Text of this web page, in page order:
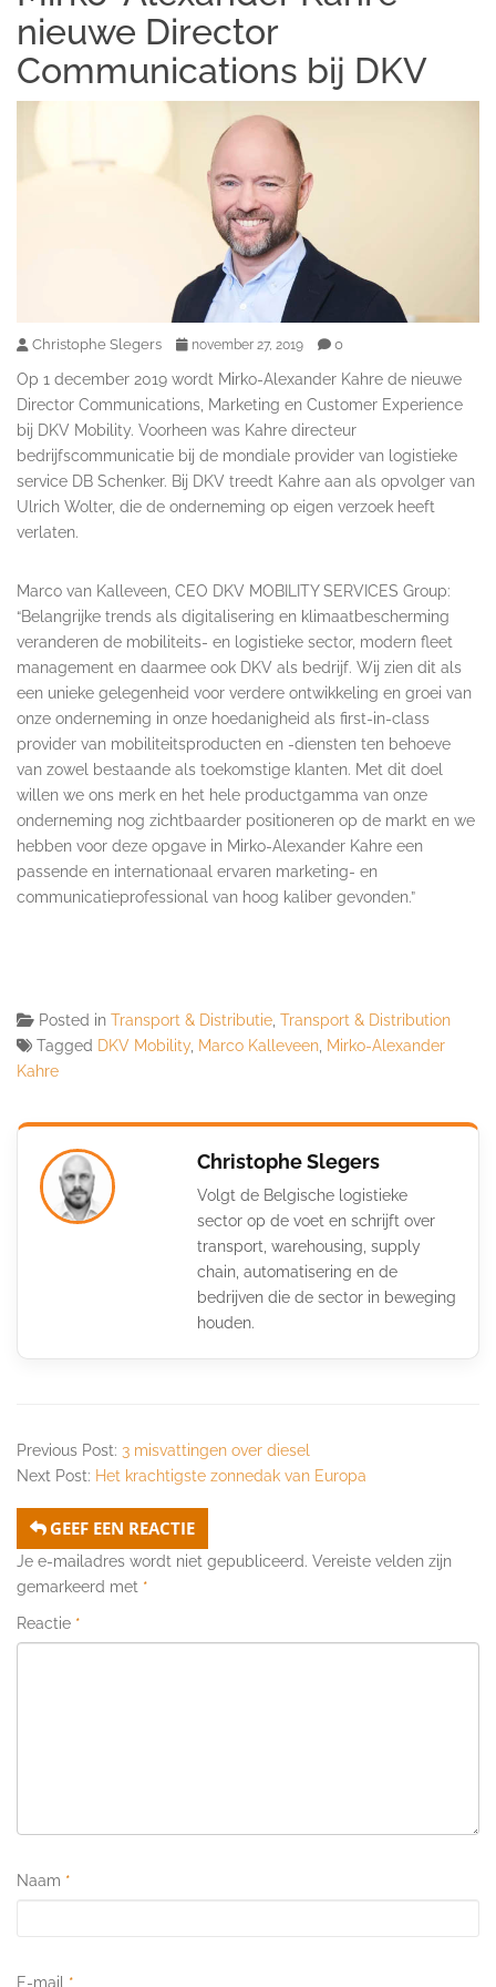
nieuwe Director
Communications bij DKV
Christophe Slegers november 27, 2019 0
Op 1 december 2019 wordt Mirko-Alexander Kahre de nieuwe
Director Communications, Marketing en Customer Experience
bij DKV Mobility. Voorheen was Kahre directeur
bedrijfscommunicatie bij de mondiale provider van logistieke
service DB Schenker. Bij DKV treedt Kahre aan als opvolger van
Ulrich Wolter, die de onderneming op eigen verzoek heeft
verlaten.
Marco van Kalleveen, CEO DKV MOBILITY SERVICES Group:
“Belangrijke trends als digitalisering en klimaatbescherming
veranderen de mobiliteits- en logistieke sector, modern fleet
management en daarmee ook DKV als bedrijf. Wij zien dit als
een unieke gelegenheid voor verdere ontwikkeling en groei van
onze onderneming in onze hoedanigheid als first-in-class
provider van mobiliteitsproducten en -diensten ten behoeve
van zowel bestaande als toekomstige klanten. Met dit doel
willen we ons merk en het hele productgamma van onze
onderneming nog zichtbaarder positioneren op de markt en we
hebben voor deze opgave in Mirko-Alexander Kahre een
passende en internationaal ervaren marketing- en
communicatieprofessional van hoog kaliber gevonden.”
Posted in Transport & Distributie, Transport & Distribution
Tagged DKV Mobility, Marco Kalleveen, Mirko-Alexander
Kahre
Christophe Slegers
Volgt de Belgische logistieke
sector op de voet en schrijft over
transport, warehousing, supply
chain, automatisering en de
bedrijven die de sector in beweging
houden.
Previous Post: 3 misvattingen over diesel
Next Post: Het krachtigste zonnedak van Europa
GEEF EEN REACTIE
Je e-mailadres wordt niet gepubliceerd. Vereiste velden zijn
gemarkeerd met *
Reactie *
Naam *
E-mail *